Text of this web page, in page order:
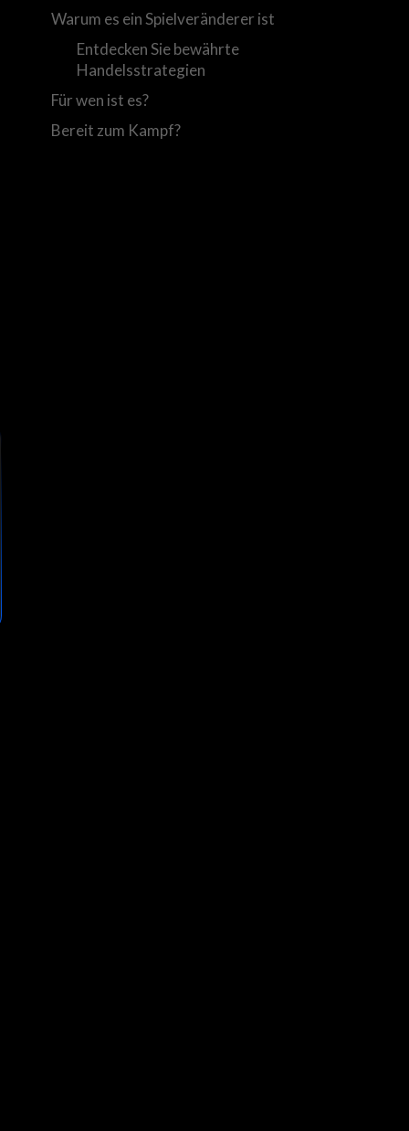
Warum es ein Spielveränderer ist
Entdecken Sie bewährte
Handelsstrategien
Für wen ist es?
Bereit zum Kampf?